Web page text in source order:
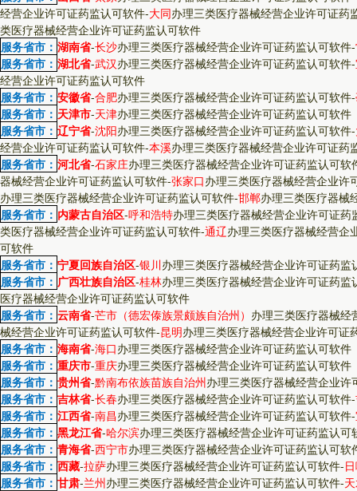
经营企业许可证药监认可软件-大同办理三类医疗器械经营企业许可证药
类医疗器械经营企业许可证药监认可软件
服务省市： 湖南省-长沙办理三类医疗器械经营企业许可证药监认可软件-
服务省市： 湖北省-武汉办理三类医疗器械经营企业许可证药监认可软件-
经营企业许可证药监认可软件
服务省市： 安徽省-合肥办理三类医疗器械经营企业许可证药监认可软件-
服务省市： 天津市-天津办理三类医疗器械经营企业许可证药监认可软件
服务省市： 辽宁省-沈阳办理三类医疗器械经营企业许可证药监认可软件-
经营企业许可证药监认可软件-本溪办理三类医疗器械经营企业许可证药
服务省市： 河北省-石家庄办理三类医疗器械经营企业许可证药监认可软
器械经营企业许可证药监认可软件-张家口办理三类医疗器械经营企业许
办理三类医疗器械经营企业许可证药监认可软件-邯郸办理三类医疗器械
服务省市： 内蒙古自治区-呼和浩特办理三类医疗器械经营企业许可证药
类医疗器械经营企业许可证药监认可软件-通辽办理三类医疗器械经营企
可软件
服务省市： 宁夏回族自治区-银川办理三类医疗器械经营企业许可证药监
服务省市： 广西壮族自治区-桂林办理三类医疗器械经营企业许可证药监
医疗器械经营企业许可证药监认可软件
服务省市： 云南省-芒市（德宏傣族景颇族自治州） 办理三类医疗器械经
械经营企业许可证药监认可软件-昆明办理三类医疗器械经营企业许可证
服务省市： 海南省-海口办理三类医疗器械经营企业许可证药监认可软件
服务省市： 重庆市-重庆办理三类医疗器械经营企业许可证药监认可软件
服务省市： 贵州省-黔南布依族苗族自治州办理三类医疗器械经营企业许
服务省市： 吉林省-长春办理三类医疗器械经营企业许可证药监认可软件-
服务省市： 江西省-南昌办理三类医疗器械经营企业许可证药监认可软件-
服务省市： 黑龙江省-哈尔滨办理三类医疗器械经营企业许可证药监认可
服务省市： 青海省-西宁市办理三类医疗器械经营企业许可证药监认可软
服务省市： 西藏-拉萨办理三类医疗器械经营企业许可证药监认可软件-
服务省市： 甘肃-兰州办理三类医疗器械经营企业许可证药监认可软件-